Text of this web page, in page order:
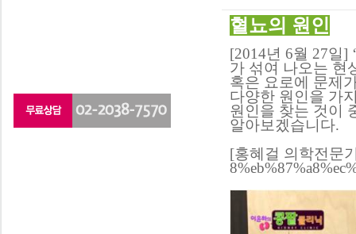
혈뇨의 원인
[2014년 6월 27일]
가 섞여 나오는 현
혹은 요로에 문제
다양한 원인을 가
원인을 찾는 것이
알아보겠습니다.
[홍혜걸 의학전문